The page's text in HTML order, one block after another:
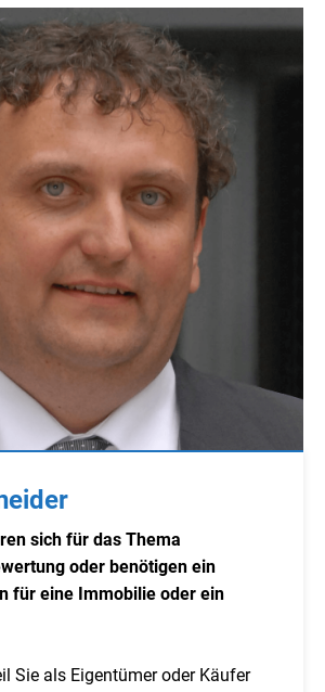
sich für das Thema
oder benötigen ein
für eine Immobilie oder ein
Sie als Eigentümer oder Käufer